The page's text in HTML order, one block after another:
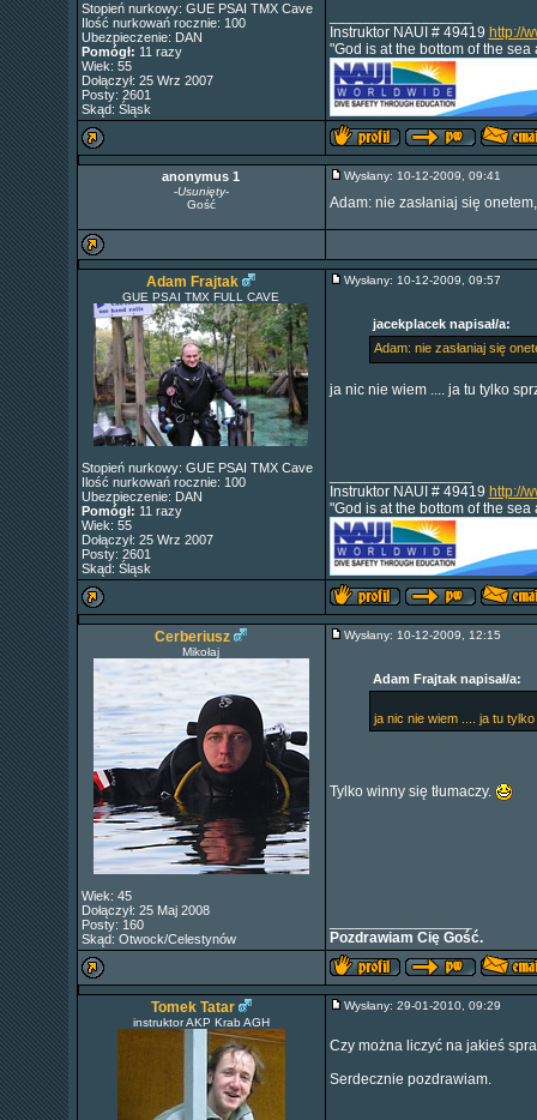
Stopień nurkowy: GUE PSAI TMX Cave
Ilość nurkowań rocznie: 100
Ubezpieczenie: DAN
Pomógł: 11 razy
Wiek: 55
Dołączył: 25 Wrz 2007
Posty: 2601
Skąd: Śląsk
Instruktor NAUI # 49419 http://
"God is at the bottom of the
anonymus 1
-Usunięty-
Gość
Wysłany: 10-12-2009, 09:41
Adam: nie zasłaniaj się
Adam Frajtak
GUE PSAI TMX FULL CAVE
Stopień nurkowy: GUE PSAI TMX Cave
Ilość nurkowań rocznie: 100
Ubezpieczenie: DAN
Pomógł: 11 razy
Wiek: 55
Dołączył: 25 Wrz 2007
Posty: 2601
Skąd: Śląsk
Wysłany: 10-12-2009, 09:57
jacekplacek napisał/a:
Adam: nie zasłaniaj się
ja nic nie wiem .... ja tu tylko
Instruktor NAUI # 49419 http://
"God is at the bottom of the
Cerberiusz
Mikołaj
Wiek: 45
Dołączył: 25 Maj 2008
Posty: 160
Skąd: Otwock/Celestynów
Wysłany: 10-12-2009, 12:15
Adam Frajtak napisał/a:
ja nic nie wiem .... ja tu
Tylko winny się tłumaczy.
Pozdrawiam Cię Gość.
Tomek Tatar
instruktor AKP Krab AGH
Wysłany: 29-01-2010, 09:29
Czy można liczyć na jakieś
Serdecznie pozdrawiam.